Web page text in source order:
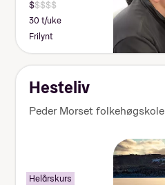
30 t/uke
Frilynt
Hesteliv
Peder Morset folkehøgskole
Helårskurs